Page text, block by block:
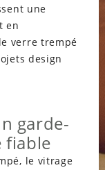
une
en
verre trempé
design
garde-
fiable
le vitrage